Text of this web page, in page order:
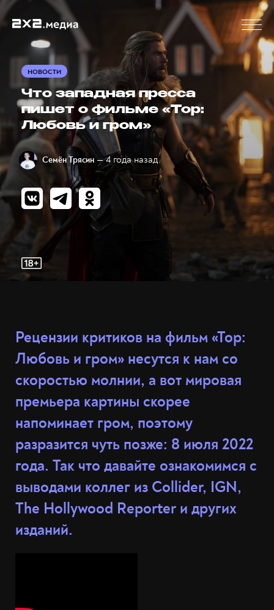
НОВОСТИ
Что западная пресса
пишет о фильме «Тор:
Любовь и гром»
Семён Трясин — 4 года назад
Рецензии критиков на фильм «Тор:
Любовь и гром» несутся к нам со
скоростью молнии, а вот мировая
премьера картины скорее
напоминает гром, поэтому
разразится чуть позже: 8 июля 2022
года. Так что давайте ознакомимся с
выводами коллег из Collider, IGN,
The Hollywood Reporter и других
изданий.